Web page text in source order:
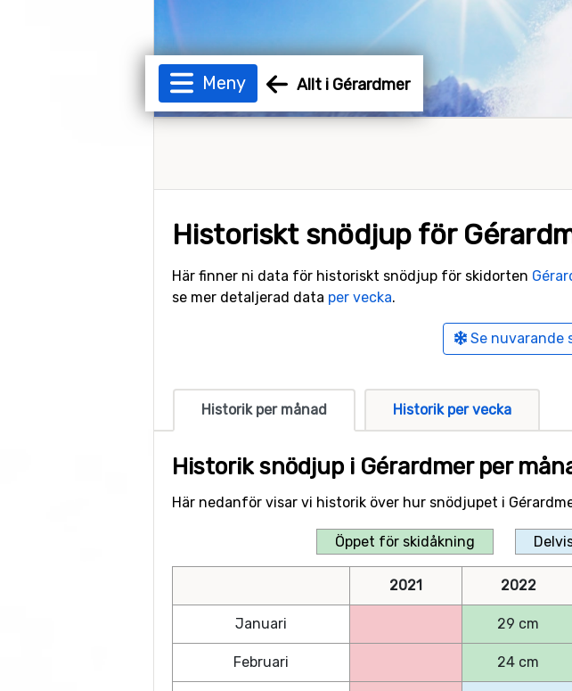
Meny Allt i Gérardmer
Historiskt snödjup för
Här finner ni data för historiskt snödjup för skidorten
se mer detaljerad data per vecka.
Se nuvarande
Historik per månad Historik per vecka
Historik snödjup i Gérardmer per
Här nedanför visar vi historik över hur snödjupet i
Öppet för skidåkning
2021 2022
Januari 29 cm
Februari 24 cm